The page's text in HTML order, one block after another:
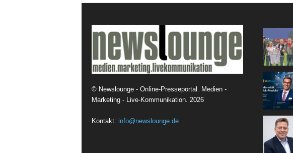
© Newslounge - Online-Presseportal. Medien -
Marketing - Live-Kommunikation. 2026
Kontakt: info@newslounge.de